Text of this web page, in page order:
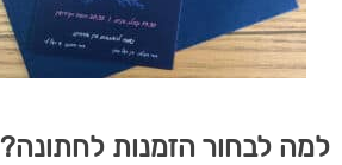
למה לבחור הזמנות לחתונה?